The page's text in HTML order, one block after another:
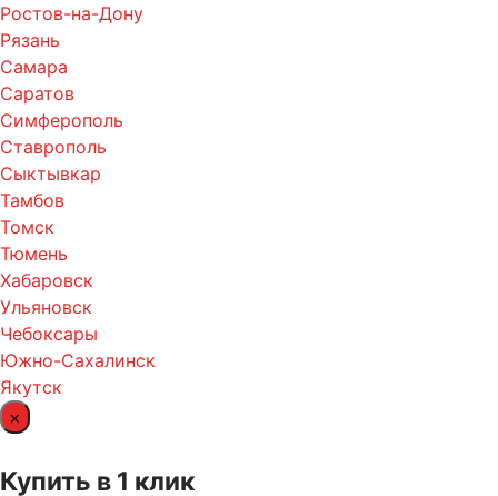
Ростов-на-Дону
Рязань
Самара
Саратов
Симферополь
Ставрополь
Сыктывкар
Тамбов
Томск
Тюмень
Хабаровск
Ульяновск
Чебоксары
Южно-Сахалинск
Якутск
×
Купить в 1 клик